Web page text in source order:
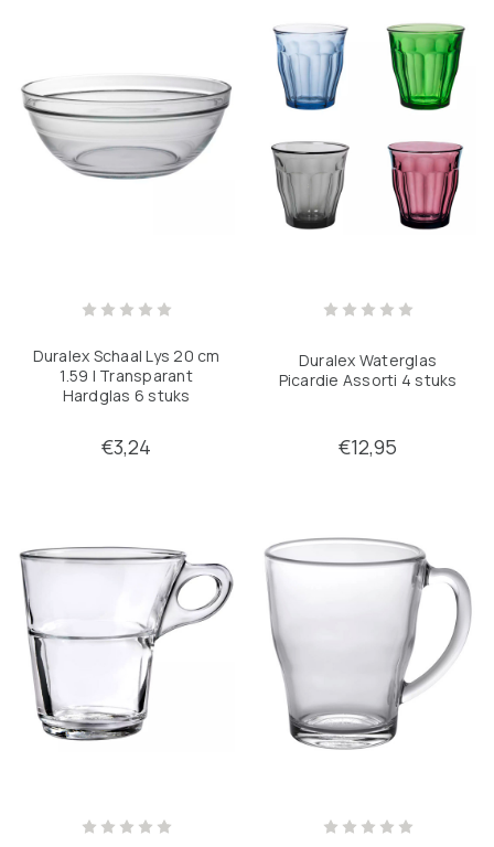
Duralex Schaal Lys 20 cm
1.59 l Transparant
Hardglas 6 stuks
€3,24
Duralex Waterglas
Picardie Assorti 4 stuks
€12,95